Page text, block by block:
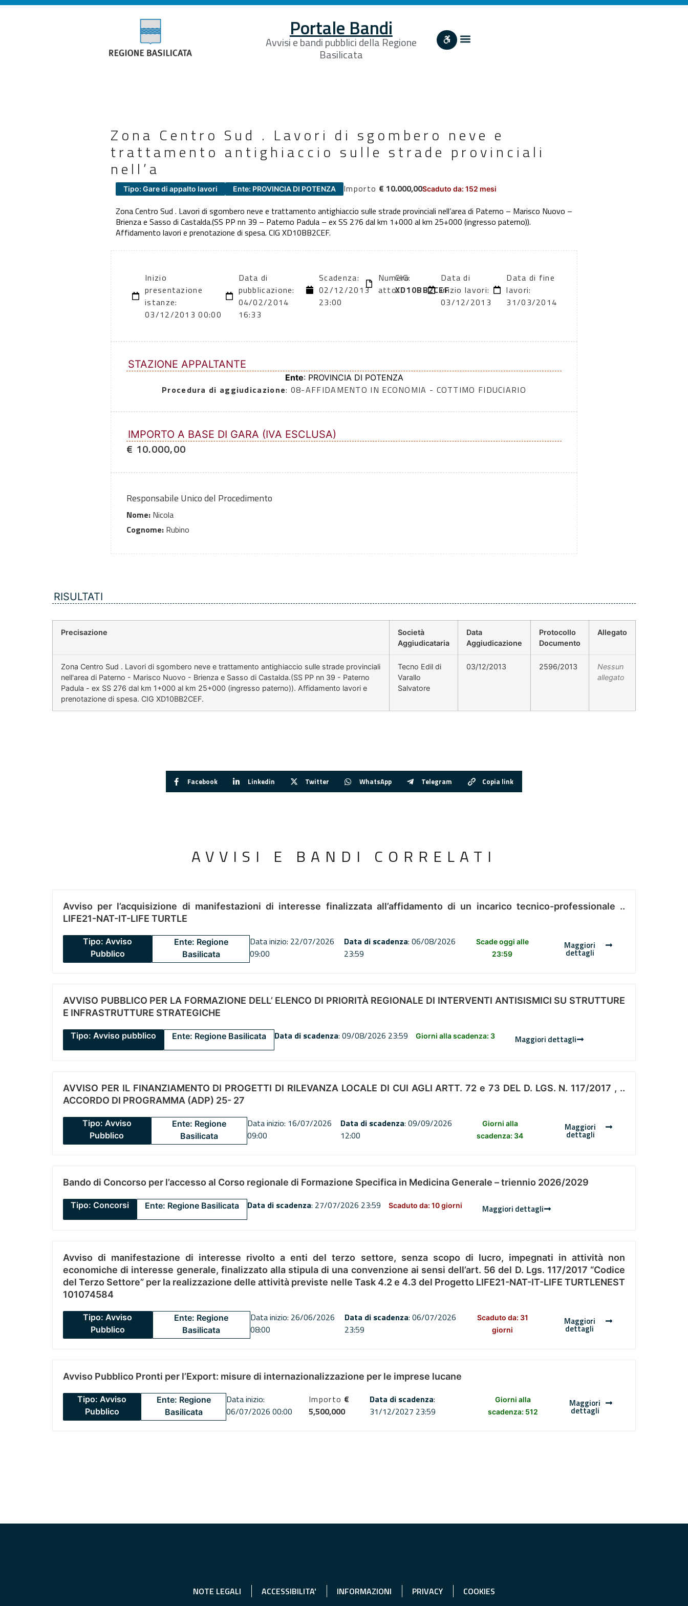
Portale Bandi
Avvisi e bandi pubblici della Regione
Basilicata
Zona Centro Sud . Lavori di sgombero neve e
trattamento antighiaccio sulle strade provinciali
nell’a
Tipo: Gare di appalto lavori Ente: PROVINCIA DI POTENZA Importo € 10.000,00Scaduto da: 152 mesi
Zona Centro Sud . Lavori di sgombero neve e trattamento antighiaccio sulle strade provinciali nell’area di Paterno – Marisco Nuovo –
Brienza e Sasso di Castalda.(SS PP nn 39 – Paterno Padula – ex SS 276 dal km 1+000 al km 25+000 (ingresso paterno)).
Affidamento lavori e prenotazione di spesa. CIG XD10BB2CEF.
Inizio
presentazione
istanze:
03/12/2013 00:00
Data di
pubblicazione:
04/02/2014
16:33
Scadenza:
02/12/2013
23:00
Numero
atto:
CIG:
XD10BB2CEF
Data di
inizio lavori:
03/12/2013
Data di fine
lavori:
31/03/2014
STAZIONE APPALTANTE
Ente: PROVINCIA DI POTENZA
Procedura di aggiudicazione: 08-AFFIDAMENTO IN ECONOMIA - COTTIMO FIDUCIARIO
IMPORTO A BASE DI GARA (IVA ESCLUSA)
€ 10.000,00
Responsabile Unico del Procedimento
Nome: Nicola
Cognome: Rubino
RISULTATI
Precisazione
Società
Aggiudicataria
Data
Aggiudicazione
Protocollo
Documento
Allegato
Zona Centro Sud . Lavori di sgombero neve e trattamento antighiaccio sulle strade provinciali
nell'area di Paterno - Marisco Nuovo - Brienza e Sasso di Castalda.(SS PP nn 39 - Paterno
Padula - ex SS 276 dal km 1+000 al km 25+000 (ingresso paterno)). Affidamento lavori e
prenotazione di spesa. CIG XD10BB2CEF.
Tecno Edil di
Varallo
Salvatore
03/12/2013 2596/2013
Nessun
allegato
Facebook Linkedin Twitter WhatsApp Telegram Copia link
AVVISI E BANDI CORRELATI
Avviso per l’acquisizione di manifestazioni di interesse finalizzata all’affidamento di un incarico tecnico-professionale ..
LIFE21-NAT-IT-LIFE TURTLE
Tipo: Avviso
Pubblico
Ente: Regione
Basilicata
Data inizio: 22/07/2026
09:00
Data di scadenza: 06/08/2026
23:59
Scade oggi alle
23:59
Maggiori
dettagli
AVVISO PUBBLICO PER LA FORMAZIONE DELL’ ELENCO DI PRIORITÀ REGIONALE DI INTERVENTI ANTISISMICI SU STRUTTURE
E INFRASTRUTTURE STRATEGICHE
Tipo: Avviso pubblico Ente: Regione Basilicata Data di scadenza: 09/08/2026 23:59 Giorni alla scadenza: 3 Maggiori dettagli
AVVISO PER IL FINANZIAMENTO DI PROGETTI DI RILEVANZA LOCALE DI CUI AGLI ARTT. 72 e 73 DEL D. LGS. N. 117/2017 , ..
ACCORDO DI PROGRAMMA (ADP) 25- 27
Tipo: Avviso
Pubblico
Ente: Regione
Basilicata
Data inizio: 16/07/2026
09:00
Data di scadenza: 09/09/2026
12:00
Giorni alla
scadenza: 34
Maggiori
dettagli
Bando di Concorso per l’accesso al Corso regionale di Formazione Specifica in Medicina Generale – triennio 2026/2029
Tipo: Concorsi Ente: Regione Basilicata Data di scadenza: 27/07/2026 23:59 Scaduto da: 10 giorni Maggiori dettagli
Avviso di manifestazione di interesse rivolto a enti del terzo settore, senza scopo di lucro, impegnati in attività non
economiche di interesse generale, finalizzato alla stipula di una convenzione ai sensi dell’art. 56 del D. Lgs. 117/2017 “Codice
del Terzo Settore” per la realizzazione delle attività previste nelle Task 4.2 e 4.3 del Progetto LIFE21-NAT-IT-LIFE TURTLENEST
101074584
Tipo: Avviso
Pubblico
Ente: Regione
Basilicata
Data inizio: 26/06/2026
08:00
Data di scadenza: 06/07/2026
23:59
Scaduto da: 31
giorni
Maggiori
dettagli
Avviso Pubblico Pronti per l’Export: misure di internazionalizzazione per le imprese lucane
Tipo: Avviso
Pubblico
Ente: Regione
Basilicata
Data inizio:
06/07/2026 00:00
Importo €
5,500,000
Data di scadenza:
31/12/2027 23:59
Giorni alla
scadenza: 512
Maggiori
dettagli
NOTE LEGALI ACCESSIBILITA' INFORMAZIONI PRIVACY COOKIES